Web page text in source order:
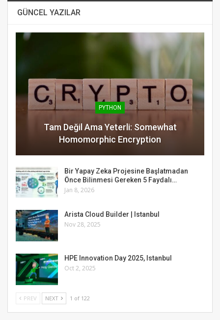
GÜNCEL YAZILAR
PYTHON
Tam Değil Ama Yeterli: Somewhat
Homomorphic Encryption
Bir Yapay Zeka Projesine Başlatmadan
Önce Bilinmesi Gereken 5 Faydalı…
Jan 8, 2026
Arista Cloud Builder | Istanbul
Nov 28, 2025
HPE Innovation Day 2025, Istanbul
Oct 2, 2025
PREV NEXT 1 of 122